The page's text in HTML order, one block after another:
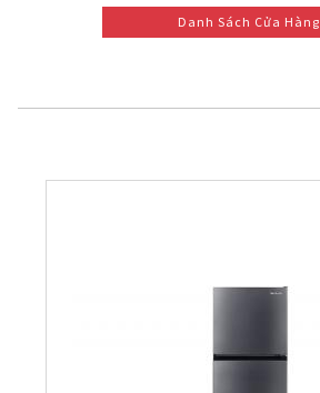
Danh Sách Cửa Hàng